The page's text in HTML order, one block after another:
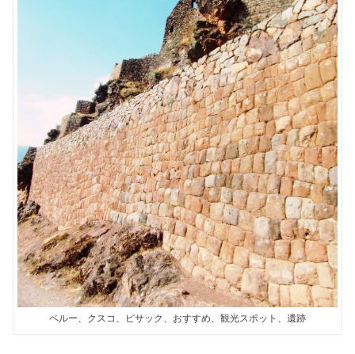
ペルー、クスコ、ピサック、おすすめ、観光スポット、遺跡